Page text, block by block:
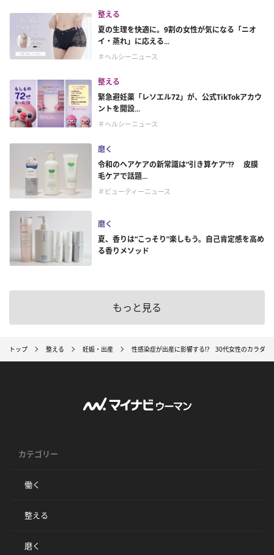
整える
夏の生理を快適に。9割の女性が気になる「ニオ
イ・蒸れ」に応える...
＃ヘルシーニュース
整える
緊急避妊薬「レソエル72」が、公式TikTokアカウ
ントを開設...
＃ヘルシーニュース
磨く
令和のヘアケアの新常識は“引き算ケア”!? 皮膜
毛ケアで話題...
＃ビューティーニュース
磨く
夏、香りは“こっそり”楽しもう。自己肯定感を高め
る香りメソッド
もっと見る
トップ 整える 妊娠・出産 性感染症が出産に影響する!? 30代女性のカラダの
カテゴリー
働く
整える
磨く